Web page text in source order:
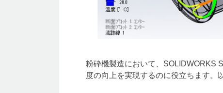
粉砕機製造において、SOLIDWORKS
度の向上を実現するのに役立ちます。